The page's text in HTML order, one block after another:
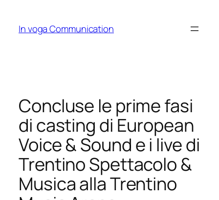
content
In voga Communication
Concluse le prime fasi
di casting di European
Voice & Sound e i live di
Trentino Spettacolo &
Musica alla Trentino